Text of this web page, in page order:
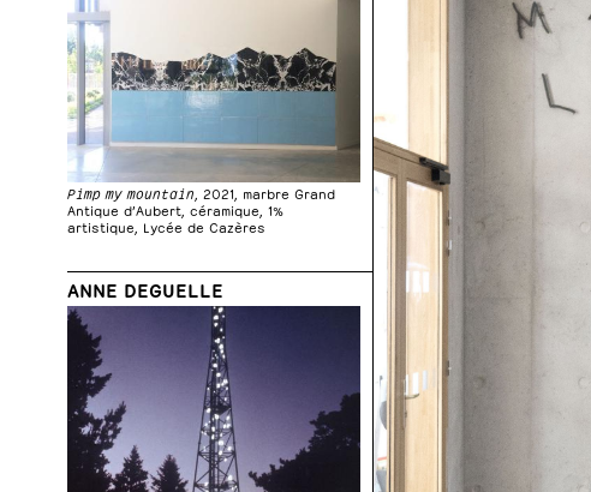
Pimp my mountain , 2021, marbre Grand
Antique d’Aubert, céramique, 1%
artistique, Lycée de Cazères
ANNE DEGUELLE